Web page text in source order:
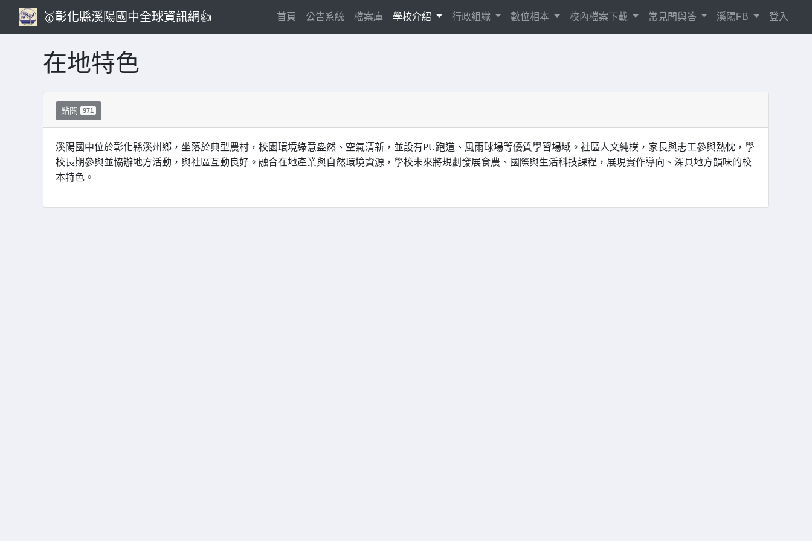
🥇彰化縣溪陽國中全球資訊網👍 首頁(current)
公告系統 檔案庫 學校介紹 行政組織 數位相本 校內檔案下載 常見問與答 溪陽FB 登入
在地特色
點閱 971
溪陽國中位於彰化縣溪州鄉，坐落於典型農村，校園環境綠意盎然、空氣清新，並設有PU跑道、風雨球場等優質學習場域。社區人文純樸，家長與志工參與熱忱，學
校長期參與並協辦地方活動，與社區互動良好。融合在地產業與自然環境資源，學校未來將規劃發展食農、國際與生活科技課程，展現實作導向、深具地方韻味的校
本特色。